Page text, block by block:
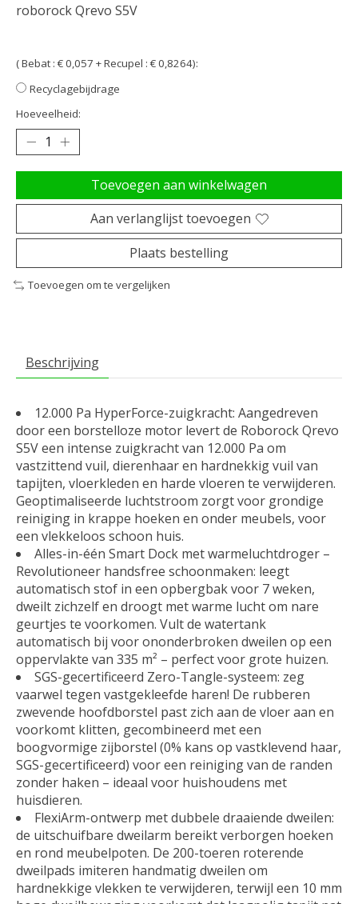
roborock Qrevo S5V
( Bebat : € 0,057 + Recupel : € 0,8264):
Recyclagebijdrage
Hoeveelheid:
Toevoegen aan winkelwagen
Aan verlanglijst toevoegen
Plaats bestelling
Toevoegen om te vergelijken
Beschrijving
12.000 Pa HyperForce-zuigkracht: Aangedreven
door een borstelloze motor levert de Roborock Qrevo
S5V een intense zuigkracht van 12.000 Pa om
vastzittend vuil, dierenhaar en hardnekkig vuil van
tapijten, vloerkleden en harde vloeren te verwijderen.
Geoptimaliseerde luchtstroom zorgt voor grondige
reiniging in krappe hoeken en onder meubels, voor
een vlekkeloos schoon huis.
Alles-in-één Smart Dock met warmeluchtdroger –
Revolutioneer handsfree schoonmaken: leegt
automatisch stof in een opbergbak voor 7 weken,
dweilt zichzelf en droogt met warme lucht om nare
geurtjes te voorkomen. Vult de watertank
automatisch bij voor ononderbroken dweilen op een
oppervlakte van 335 m² – perfect voor grote huizen.
SGS-gecertificeerd Zero-Tangle-systeem: zeg
vaarwel tegen vastgekleefde haren! De rubberen
zwevende hoofdborstel past zich aan de vloer aan en
voorkomt klitten, gecombineerd met een
boogvormige zijborstel (0% kans op vastklevend haar,
SGS-gecertificeerd) voor een reiniging van de randen
zonder haken – ideaal voor huishoudens met
huisdieren.
FlexiArm-ontwerp met dubbele draaiende dweilen:
de uitschuifbare dweilarm bereikt verborgen hoeken
en rond meubelpoten. De 200-toeren roterende
dweilpads imiteren handmatig dweilen om
hardnekkige vlekken te verwijderen, terwijl een 10 mm